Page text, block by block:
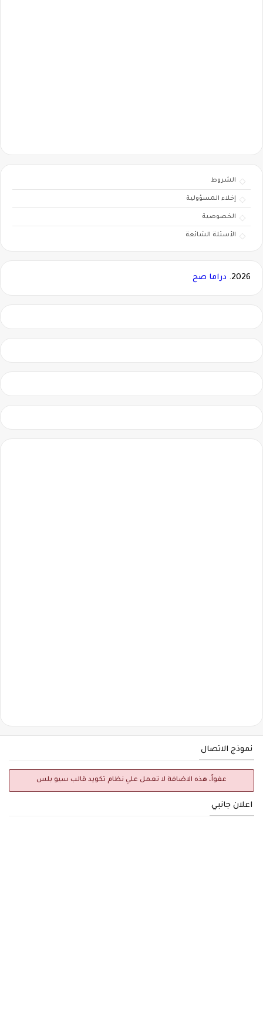
الشروط
إخلاء المسؤولية
الخصوصية
الأسئلة الشائعة
2026. دراما صح
نموذج الاتصال
عفواً، هذه الاضافة لا تعمل علي نظام تكويد قالب سيو بلس
اعلان جانبي